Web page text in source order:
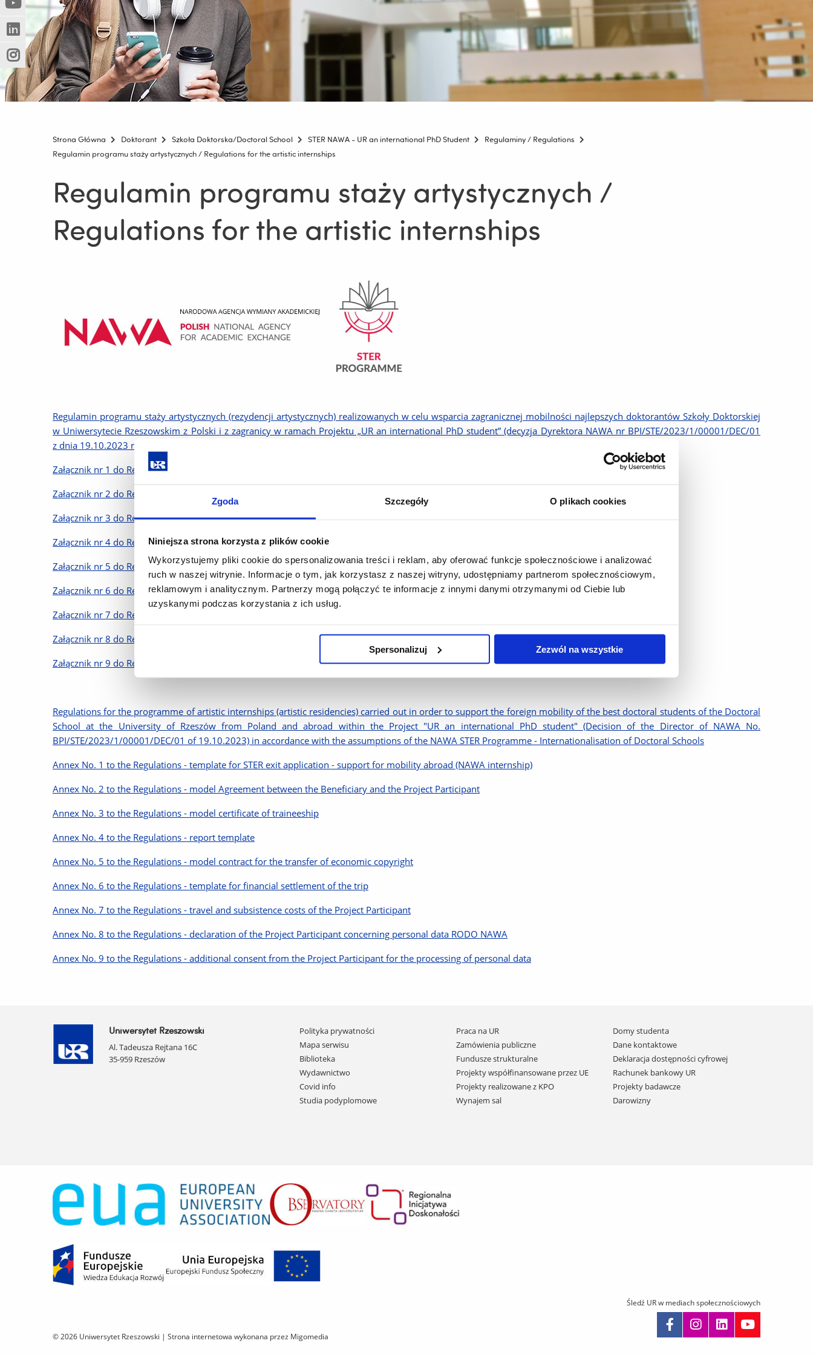
Zgoda Szczegóły O plikach cookies
Niniejsza strona korzysta z plików cookie
Wykorzystujemy pliki cookie do spersonalizowania treści i reklam, aby oferować funkcje społecznościowe i analizować
ruch w naszej witrynie. Informacje o tym, jak korzystasz z naszej witryny, udostępniamy partnerom społecznościowym,
reklamowym i analitycznym. Partnerzy mogą połączyć te informacje z innymi danymi otrzymanymi od Ciebie lub
uzyskanymi podczas korzystania z ich usług.
Spersonalizuj Zezwól na wszystkie
innej
strony)
(Nowe
okno)
(Link
do
innej
strony)
(Nowe
okno)
(Link
do
innej
strony)
(Nowe
okno)
(Link
do
innej
strony)
Strona Główna Doktorant Szkoła Doktorska/Doctoral School STER NAWA - UR an international PhD Student
Regulaminy / Regulations
Regulamin programu staży artystycznych / Regulations for the artistic internships
Regulamin programu staży artystycznych /
Regulations for the artistic internships
Regulamin programu staży artystycznych (rezydencji artystycznych) realizowanych w celu wsparcia zagranicznej mobilności najlepszych doktorantów Szkoły Doktorskiej
w Uniwersytecie Rzeszowskim z Polski i z zagranicy w ramach Projektu „UR an international PhD student” (decyzja Dyrektora NAWA nr BPI/STE/2023/1/00001/DEC/01
z dnia 19.10.2023 r.) zgodnie z założeniami Programu STER NAWA – umiędzynarodowienie szkół doktorskich
Załącznik nr 1 do Regulaminu – wzór wniosku wyjazdowego STER – wsparcie mobilności zagranicznej (stażu NAWA)
Załącznik nr 2 do Regulaminu – wzór Umowy pomiędzy Beneficjentem a Uczestnikiem Projektu
Załącznik nr 3 do Regulaminu – wzór certyfikatu odbycia stażu
Załącznik nr 4 do Regulaminu – wzór raportu merytorycznego
Załącznik nr 5 do Regulaminu – wzór umowy o przeniesienie autorskich praw majątkowych
Załącznik nr 6 do Regulaminu – wzór rozliczenia finansowego wyjazdu
Załącznik nr 7 do Regulaminu – koszty podróży i utrzymania Uczestnika Projektu
Załącznik nr 8 do Regulaminu – oświadczenie Uczestnika Projektu dotyczące danych osobowych RODO NAWA
Załącznik nr 9 do Regulaminu – dodatkowa zgoda Uczestnika Projektu na przetwarzanie danych osobowych
Regulations for the programme of artistic internships (artistic residencies) carried out in order to support the foreign mobility of the best doctoral students of the Doctoral
School at the University of Rzeszów from Poland and abroad within the Project "UR an international PhD student" (Decision of the Director of NAWA No.
BPI/STE/2023/1/00001/DEC/01 of 19.10.2023) in accordance with the assumptions of the NAWA STER Programme - Internationalisation of Doctoral Schools
Annex No. 1 to the Regulations - template for STER exit application - support for mobility abroad (NAWA internship)
Annex No. 2 to the Regulations - model Agreement between the Beneficiary and the Project Participant
Annex No. 3 to the Regulations - model certificate of traineeship
Annex No. 4 to the Regulations - report template
Annex No. 5 to the Regulations - model contract for the transfer of economic copyright
Annex No. 6 to the Regulations - template for financial settlement of the trip
Annex No. 7 to the Regulations - travel and subsistence costs of the Project Participant
Annex No. 8 to the Regulations - declaration of the Project Participant concerning personal data RODO NAWA
Annex No. 9 to the Regulations - additional consent from the Project Participant for the processing of personal data
Uniwersytet Rzeszowski
Al. Tadeusza Rejtana 16C
35-959 Rzeszów
Pomiń
nawigację
i
przejdź
do
treści
Polityka prywatności
Mapa serwisu
Biblioteka
Wydawnictwo
Covid info
Studia podyplomowe
Praca na UR
Zamówienia publiczne
Fundusze strukturalne
Projekty współfinansowane przez UE
Projekty realizowane z KPO
Wynajem sal
Domy studenta
Dane kontaktowe
Deklaracja dostępności cyfrowej
Rachunek bankowy UR
Projekty badawcze
Darowizny
© 2026 Uniwersytet Rzeszowski | Strona internetowa wykonana przez Migomedia
Śledź UR w mediach społecznościowych